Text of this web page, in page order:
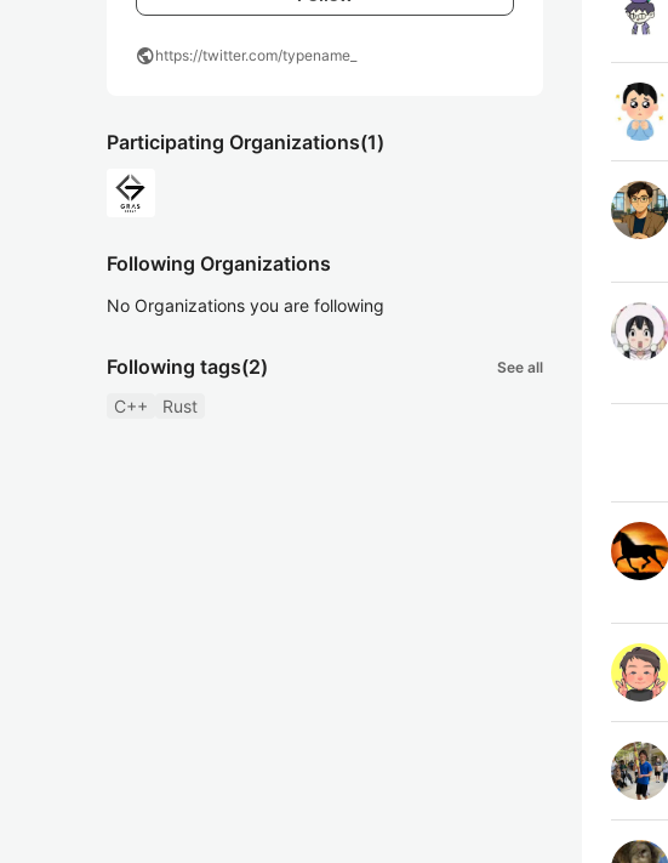
publichttps://twitter.com/typename_
Participating Organizations(1)
Following Organizations
No Organizations you are following
Following tags(2) See all
C++ Rust